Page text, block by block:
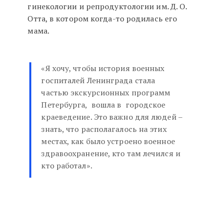
гинекологии и репродуктологии им. Д. О.
Отта, в котором когда-то родилась его
мама.
«Я хочу, чтобы история военных
госпиталей Ленинграда стала
частью экскурсионных программ
Петербурга, вошла в городское
краеведение. Это важно для людей –
знать, что располагалось на этих
местах, как было устроено военное
здравоохранение, кто там лечился и
кто работал».